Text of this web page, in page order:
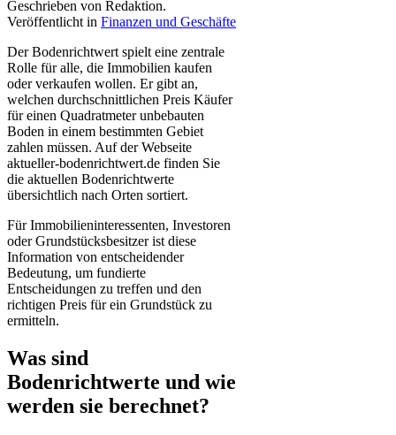
Geschrieben von Redaktion.
Veröffentlicht in Finanzen und Geschäfte
Der Bodenrichtwert spielt eine zentrale
Rolle für alle, die Immobilien kaufen
oder verkaufen wollen. Er gibt an,
welchen durchschnittlichen Preis Käufer
für einen Quadratmeter unbebauten
Boden in einem bestimmten Gebiet
zahlen müssen. Auf der Webseite
aktueller-bodenrichtwert.de finden Sie
die aktuellen Bodenrichtwerte
übersichtlich nach Orten sortiert.
Für Immobilieninteressenten, Investoren
oder Grundstücksbesitzer ist diese
Information von entscheidender
Bedeutung, um fundierte
Entscheidungen zu treffen und den
richtigen Preis für ein Grundstück zu
ermitteln.
Was sind
Bodenrichtwerte und wie
werden sie berechnet?